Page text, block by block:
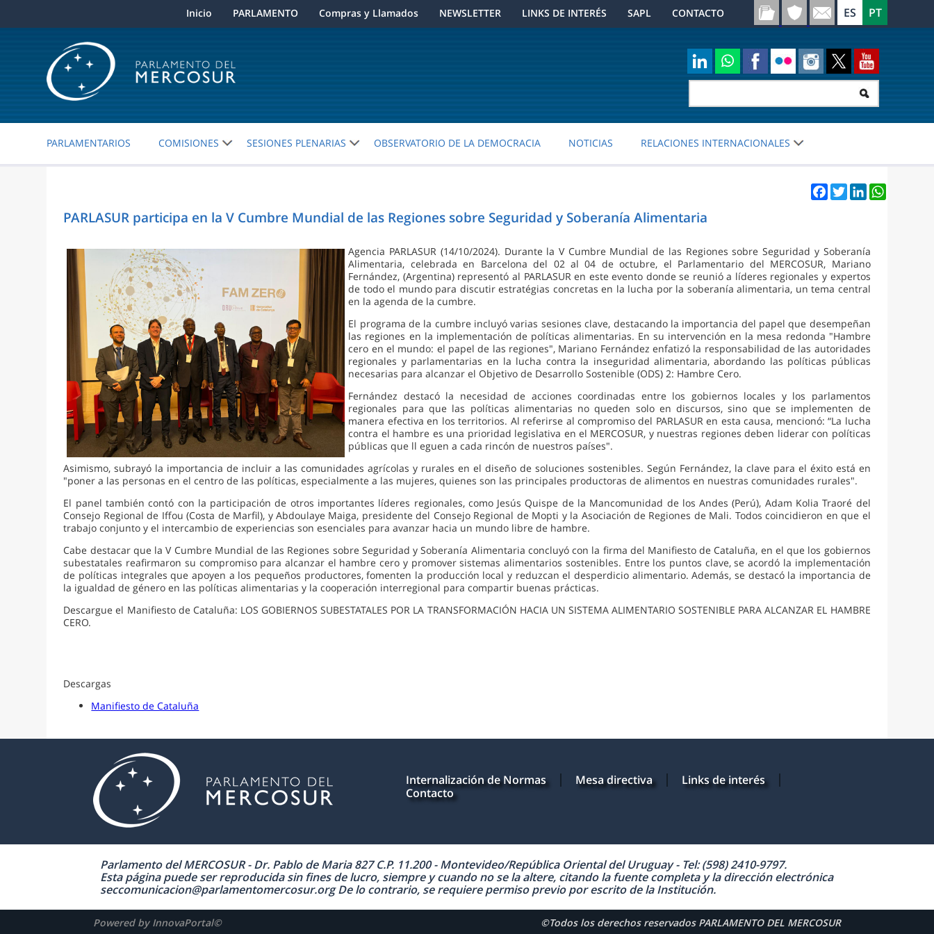
Inicio PARLAMENTO Compras y Llamados NEWSLETTER LINKS DE INTERÉS SAPL CONTACTO
PARLAMENTARIOS COMISIONES SESIONES PLENARIAS OBSERVATORIO DE LA DEMOCRACIA NOTICIAS RELACIONES INTERNACIONALES
Facebook
TwitterLinkedInWhatsApp
PARLASUR participa en la V Cumbre Mundial de las Regiones sobre Seguridad y Soberanía Alimentaria
Agencia PARLASUR (14/10/2024). Durante la V Cumbre Mundial de las Regiones sobre Seguridad y Soberanía
Alimentaria, celebrada en Barcelona del 02 al 04 de octubre, el Parlamentario del MERCOSUR, Mariano
Fernández, (Argentina) representó al PARLASUR en este evento donde se reunió a líderes regionales y expertos
de todo el mundo para discutir estratégias concretas en la lucha por la soberanía alimentaria, un tema central
en la agenda de la cumbre.
El programa de la cumbre incluyó varias sesiones clave, destacando la importancia del papel que desempeñan
las regiones en la implementación de políticas alimentarias. En su intervención en la mesa redonda "Hambre
cero en el mundo: el papel de las regiones", Mariano Fernández enfatizó la responsabilidad de las autoridades
regionales y parlamentarias en la lucha contra la inseguridad alimentaria, abordando las políticas públicas
necesarias para alcanzar el Objetivo de Desarrollo Sostenible (ODS) 2: Hambre Cero.
Fernández destacó la necesidad de acciones coordinadas entre los gobiernos locales y los parlamentos
regionales para que las políticas alimentarias no queden solo en discursos, sino que se implementen de
manera efectiva en los territorios. Al referirse al compromiso del PARLASUR en esta causa, mencionó: “La lucha
contra el hambre es una prioridad legislativa en el MERCOSUR, y nuestras regiones deben liderar con políticas
públicas que ll eguen a cada rincón de nuestros países".
Asimismo, subrayó la importancia de incluir a las comunidades agrícolas y rurales en el diseño de soluciones sostenibles. Según Fernández, la clave para el éxito está en
"poner a las personas en el centro de las políticas, especialmente a las mujeres, quienes son las principales productoras de alimentos en nuestras comunidades rurales".
El panel también contó con la participación de otros importantes líderes regionales, como Jesús Quispe de la Mancomunidad de los Andes (Perú), Adam Kolia Traoré del
Consejo Regional de Iffou (Costa de Marfil), y Abdoulaye Maiga, presidente del Consejo Regional de Mopti y la Asociación de Regiones de Mali. Todos coincidieron en que el
trabajo conjunto y el intercambio de experiencias son esenciales para avanzar hacia un mundo libre de hambre.
Cabe destacar que la V Cumbre Mundial de las Regiones sobre Seguridad y Soberanía Alimentaria concluyó con la firma del Manifiesto de Cataluña, en el que los gobiernos
subestatales reafirmaron su compromiso para alcanzar el hambre cero y promover sistemas alimentarios sostenibles. Entre los puntos clave, se acordó la implementación
de políticas integrales que apoyen a los pequeños productores, fomenten la producción local y reduzcan el desperdicio alimentario. Además, se destacó la importancia de
la igualdad de género en las políticas alimentarias y la cooperación interregional para compartir buenas prácticas.
Descargue el Manifiesto de Cataluña: LOS GOBIERNOS SUBESTATALES POR LA TRANSFORMACIÓN HACIA UN SISTEMA ALIMENTARIO SOSTENIBLE PARA ALCANZAR EL HAMBRE
CERO.
Descargas
Manifiesto de Cataluña
Internalización de Normas Mesa directiva
Links de interés
Contacto
Parlamento del MERCOSUR - Dr. Pablo de Maria 827 C.P. 11.200 - Montevideo/República Oriental del Uruguay - Tel: (598) 2410-9797.
Esta página puede ser reproducida sin fines de lucro, siempre y cuando no se la altere, citando la fuente completa y la dirección electrónica
seccomunicacion@parlamentomercosur.org De lo contrario, se requiere permiso previo por escrito de la Institución.
Powered by InnovaPortal© ©Todos los derechos reservados PARLAMENTO DEL MERCOSUR